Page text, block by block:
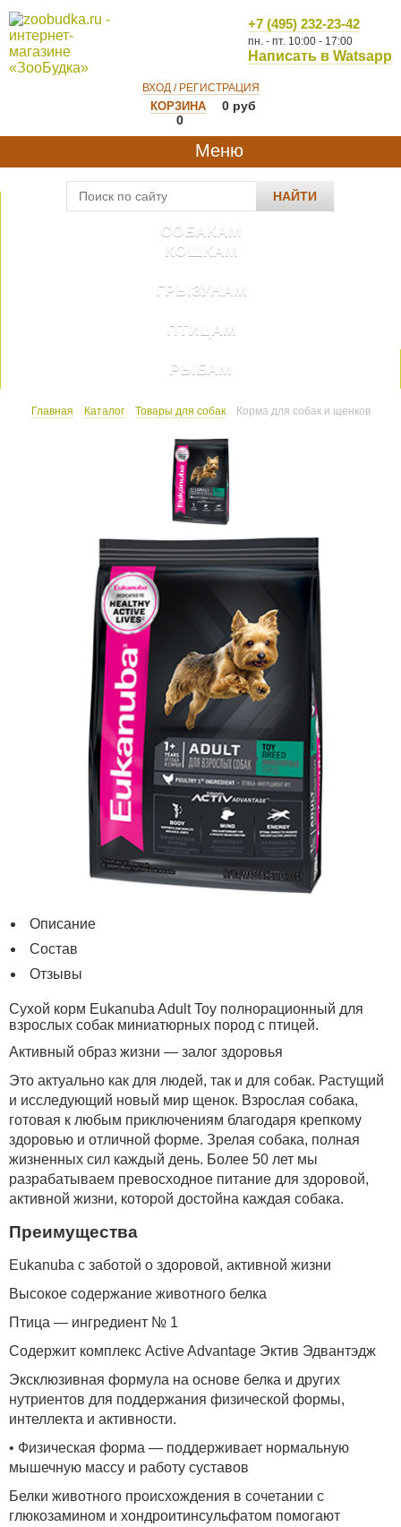
Меню
+7 (495) 232-23-42
пн. - пт. 10:00 - 17:00
Написать в Watsapp
НАЙТИ
ВХОД / РЕГИСТРАЦИЯ
КОРЗИНА
0
0 руб
СОБАКАМ
КОШКАМ
ГРЫЗУНАМ
ПТИЦАМ
РЫБАМ
Главная Каталог Товары для собак Корма для собак и щенков
Описание
Состав
Отзывы
Сухой корм Eukanuba Adult Toy полнорационный для
взрослых собак миниатюрных пород с птицей.
Активный образ жизни — залог здоровья
Это актуально как для людей, так и для собак. Растущий
и исследующий новый мир щенок. Взрослая собака,
готовая к любым приключениям благодаря крепкому
здоровью и отличной форме. Зрелая собака, полная
жизненных сил каждый день. Более 50 лет мы
разрабатываем превосходное питание для здоровой,
активной жизни, которой достойна каждая собака.
Преимущества
Eukanuba с заботой о здоровой, активной жизни
Высокое содержание животного белка
Птица — ингредиент № 1
Содержит комплекс Active Advantage Эктив Эдвантэдж
Эксклюзивная формула на основе белка и других
нутриентов для поддержания физической формы,
интеллекта и активности.
• Физическая форма — поддерживает нормальную
мышечную массу и работу суставов
Белки животного происхождения в сочетании с
глюкозамином и хондроитинсульфатом помогают